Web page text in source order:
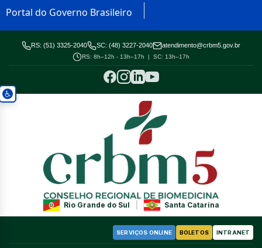
Portal do Governo Brasileiro
RS: (51) 3325-2040 SC: (48) 3227-2040 atendimento@crbm5.gov.br
RS: 8h–12h - 13h–17h | SC: 13h–17h
Rio Grande do Sul Santa Catarina
SERVIÇOS ONLINE BOLETOS INTRANET